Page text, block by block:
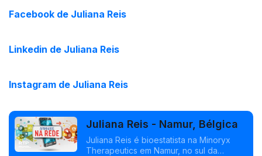
Facebook de Juliana Reis
Linkedin de Juliana Reis
Instagram de Juliana Reis
Juliana Reis - Namur, Bélgica
Juliana Reis é bioestatista na Minoryx
Therapeutics em Namur, no sul da